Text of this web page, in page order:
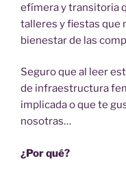
efímera y transitoria
talleres y fiestas que
bienestar de las
Seguro que al leer
de infraestructura
implicada o que te
nosotras…
¿Por qué?